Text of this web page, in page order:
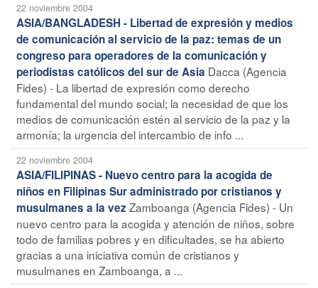
22 noviembre 2004
ASIA/BANGLADESH - Libertad de expresión y medios
de comunicación al servicio de la paz: temas de un
congreso para operadores de la comunicación y
periodistas católicos del sur de Asia Dacca (Agencia
Fides) - La libertad de expresión como derecho
fundamental del mundo social; la necesidad de que los
medios de comunicación estén al servicio de la paz y la
armonía; la urgencia del intercambio de info ...
22 noviembre 2004
ASIA/FILIPINAS - Nuevo centro para la acogida de
niños en Filipinas Sur administrado por cristianos y
musulmanes a la vezZamboanga (Agencia Fides) - Un
nuevo centro para la acogida y atención de niños, sobre
todo de familias pobres y en dificultades, se ha abierto
gracias a una iniciativa común de cristianos y
musulmanes en Zamboanga, a ...